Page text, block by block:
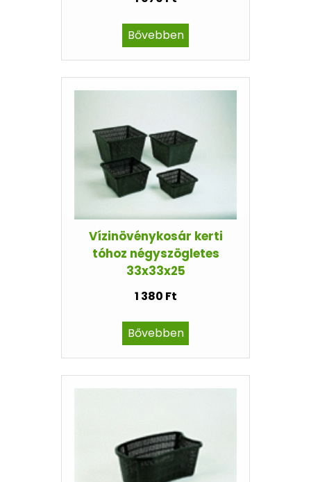
Bővebben
Vízinövénykosár kerti
tóhoz négyszögletes
33x33x25
1 380 Ft
Bővebben